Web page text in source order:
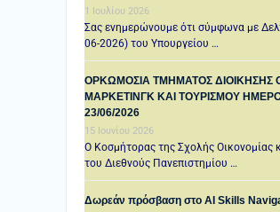
1 Ιουλίου 2026
Σας ενημερώνουμε ότι σύμφωνα με
06-2026) του Υπουργείου …
ΟΡΚΩΜΟΣΙΑ ΤΜΗΜΑΤΟΣ ΔΙΟΙΚΗΣΗΣ
ΜΑΡΚΕΤΙΝΓΚ ΚΑΙ ΤΟΥΡΙΣΜΟΥ
23/06/2026
15 Ιουνίου 2026
Ο Κοσμήτορας της Σχολής Οικονομίας
του Διεθνούς Πανεπιστημίου …
Δωρεάν πρόσβαση στο AI Skills